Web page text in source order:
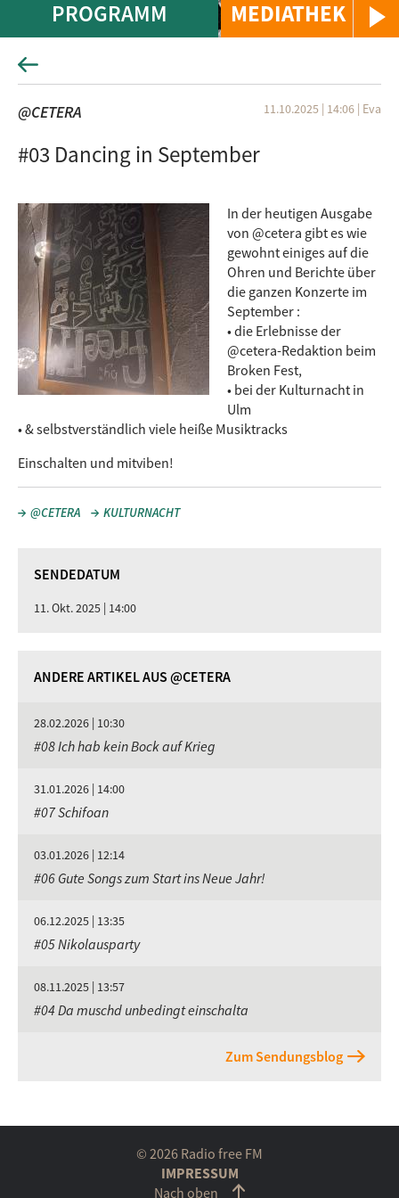
MEDIATHEK
PROGRAMM
@CETERA 11.10.2025 | 14:06 | Eva
#03 Dancing in September
In der heutigen Ausgabe
von @cetera gibt es wie
gewohnt einiges auf die
Ohren und Berichte über
die ganzen Konzerte im
September :
• die Erlebnisse der
@cetera-Redaktion beim
Broken Fest,
• bei der Kulturnacht in
Ulm
• & selbstverständlich viele heiße Musiktracks
Einschalten und mitviben!
@CETERA KULTURNACHT
SENDEDATUM
11. Okt. 2025 | 14:00
ANDERE ARTIKEL AUS @CETERA
28.02.2026 | 10:30
#08 Ich hab kein Bock auf Krieg
31.01.2026 | 14:00
#07 Schifoan
03.01.2026 | 12:14
#06 Gute Songs zum Start ins Neue Jahr!
06.12.2025 | 13:35
#05 Nikolausparty
08.11.2025 | 13:57
#04 Da muschd unbedingt einschalta
Zum Sendungsblog
© 2026 Radio free FM
IMPRESSUM
Nach oben